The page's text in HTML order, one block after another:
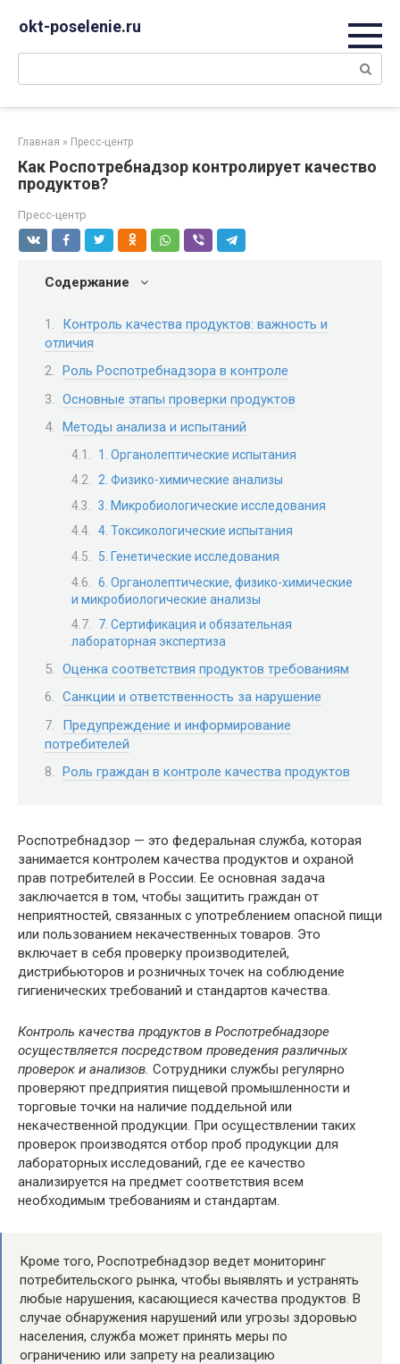
okt-poselenie.ru
Поиск:
Главная » Пресс-центр
Как Роспотребнадзор контролирует качество
продуктов?
Пресс-центр
Содержание
Контроль качества продуктов: важность и
отличия
Роль Роспотребнадзора в контроле
Основные этапы проверки продуктов
Методы анализа и испытаний
1. Органолептические испытания
2. Физико-химические анализы
3. Микробиологические исследования
4. Токсикологические испытания
5. Генетические исследования
6. Органолептические, физико-химические
и микробиологические анализы
7. Сертификация и обязательная
лабораторная экспертиза
Оценка соответствия продуктов требованиям
Санкции и ответственность за нарушение
Предупреждение и информирование
потребителей
Роль граждан в контроле качества продуктов
Роспотребнадзор — это федеральная служба, которая
занимается контролем качества продуктов и охраной
прав потребителей в России. Ее основная задача
заключается в том, чтобы защитить граждан от
неприятностей, связанных с употреблением опасной пищи
или пользованием некачественных товаров. Это
включает в себя проверку производителей,
дистрибьюторов и розничных точек на соблюдение
гигиенических требований и стандартов качества.
Контроль качества продуктов в Роспотребнадзоре
осуществляется посредством проведения различных
проверок и анализов. Сотрудники службы регулярно
проверяют предприятия пищевой промышленности и
торговые точки на наличие поддельной или
некачественной продукции. При осуществлении таких
проверок производятся отбор проб продукции для
лабораторных исследований, где ее качество
анализируется на предмет соответствия всем
необходимым требованиям и стандартам.
Кроме того, Роспотребнадзор ведет мониторинг
потребительского рынка, чтобы выявлять и устранять
любые нарушения, касающиеся качества продуктов. В
случае обнаружения нарушений или угрозы здоровью
населения, служба может принять меры по
ограничению или запрету на реализацию